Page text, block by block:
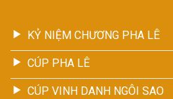
KỶ NIỆM CHƯƠNG PHA LÊ
CÚP PHA LÊ
CÚP VINH DANH NGÔI SAO